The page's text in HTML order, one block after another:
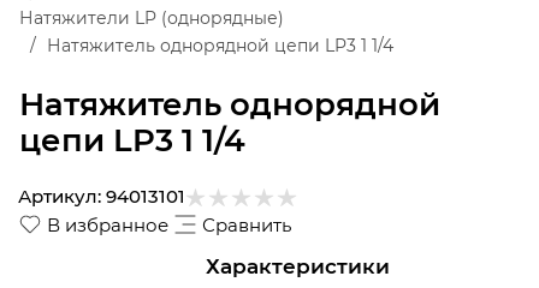
Натяжитель однорядной
цепи LP3 1 1/4
Натяжители LP (однорядные)
Натяжитель однорядной цепи LP3 1 1/4
В избранное Сравнить
Артикул: 94013101
Характеристики